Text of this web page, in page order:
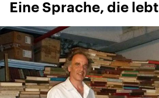
Eine Sprache, die lebt